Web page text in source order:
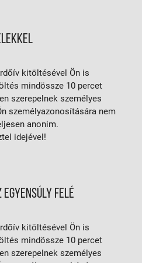
kitöltésével Ön is
mindössze 10 percet
szerepelnek személyes
személyazonosítására nem
anonim.
idejével!
FELÉ
kitöltésével Ön is
mindössze 10 percet
szerepelnek személyes